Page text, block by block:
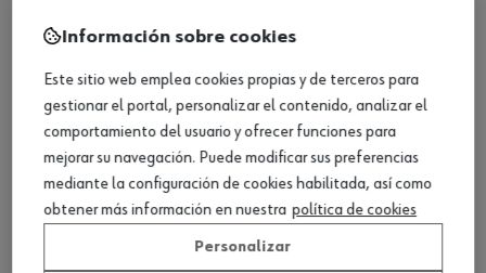
Información sobre cookies
Este sitio web emplea cookies propias y de terceros para
gestionar el portal, personalizar el contenido, analizar el
comportamiento del usuario y ofrecer funciones para
mejorar su navegación. Puede modificar sus preferencias
mediante la configuración de cookies habilitada, así como
obtener más información en nuestra política de cookies
Personalizar